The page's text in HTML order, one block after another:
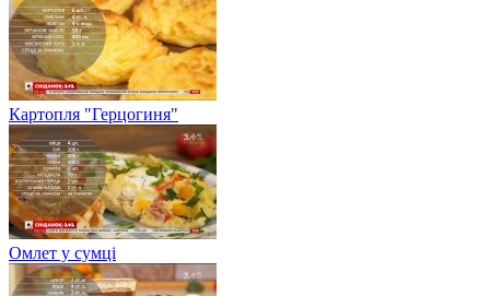
Картопля "Герцогиня"
Омлет у сумці